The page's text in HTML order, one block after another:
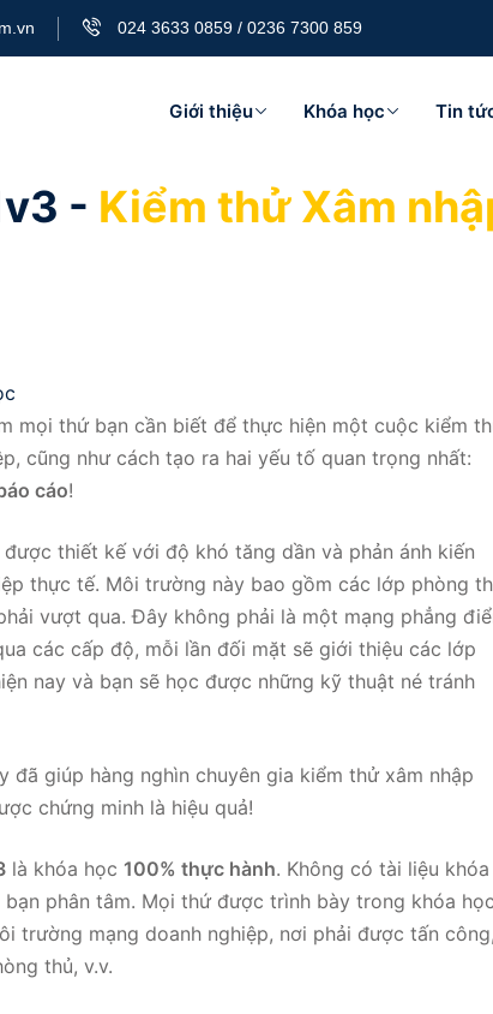
024 3633 0859 / 0236 7300 859
Giới thiệu Khóa học Tin
- Kiểm thử Xâm
mọi thứ bạn cần biết để thực hiện một cuộc kiểm
cũng như cách tạo ra hai yếu tố quan trọng nhất:
cáo!
thiết kế với độ khó tăng dần và phản ánh kiến
thực tế. Môi trường này bao gồm các lớp phòng
vượt qua. Đây không phải là một mạng phẳng
các cấp độ, mỗi lần đối mặt sẽ giới thiệu các lớp
nay và bạn sẽ học được những kỹ thuật né tránh
đã giúp hàng nghìn chuyên gia kiểm thử xâm nhập
chứng minh là hiệu quả!
là khóa học 100% thực hành. Không có tài liệu khóa
bạn phân tâm. Mọi thứ được trình bày trong khóa học
trường mạng doanh nghiệp, nơi phải được tấn công,
thủ, v.v.